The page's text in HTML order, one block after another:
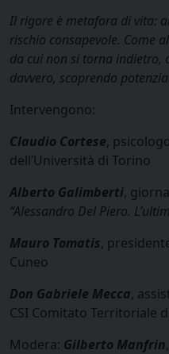
Il rigore è metafora di vita:
rischio consapevole. Come
da cui non si torna indietro,
davvero, scoprendo
Intervengono:
Claudio Cortese,
dell’Università di Torino
Alberto Galimberti,
“Alessandro Del Piero.
Mauro Tomatis,
Cuneo
Don Gabriele Mecca,
CSI Comitato Territoriale
Modera: Gilberto Manfrin